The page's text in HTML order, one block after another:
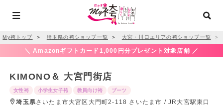
My袴トップ ＞ 埼玉県の袴ショップ一覧 ＞ 大宮・川口エリアの袴ショップ一覧 ＞
＼ Amazonギフトカード1,000円分プレゼント対象店舗 ／
KIMONO＆ 大宮門街店
女性袴 小学生女子袴 教員向け袴 ブーツ
埼玉県さいたま市大宮区大門町2-118 さいたま市 / JR大宮駅東口